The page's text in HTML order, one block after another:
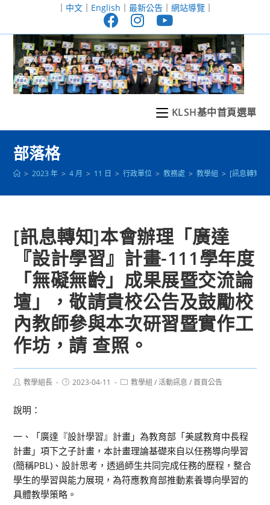
至
｜ 中文｜ English ｜ 最新公告｜ 網站導覽｜
KLSH基中首頁選單
部落格
> 2023 年 > 4 月 > 11 日 > 行政單位 > 教務處 > 教學組 > [訊息轉知]
[訊息轉知]本會辦理「廣達
『設計學習』計畫-111學年度
「無礙無齡」成果展暨交流論
壇」，敬請貴校公告及鼓勵校
內教師參與本次研習暨實作工
作坊，請 查照。
Post教學組長
Post2023-04-11
Post教學組 / 活動訊息 / 首頁公告
說明：
一、「廣達『設計學習』計畫」為教育部「美感教育中長程
計畫」項下之子計畫，本計畫理論基礎來自以任務導向學習
(簡稱PBL)、設計思考，透過師生共同完成任務的歷程，整合
學生的學習與能力展現，為符應教育部推動素養導向學習的
具體教學策略。